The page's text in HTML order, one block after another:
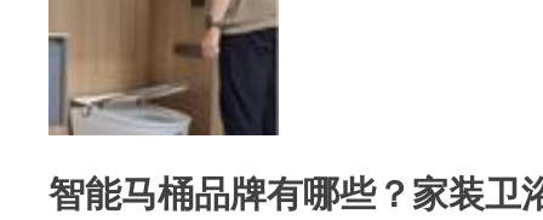
智能马桶品牌有哪些？家装卫